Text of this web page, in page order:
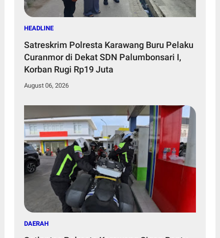
HEADLINE
Satreskrim Polresta Karawang Buru Pelaku
Curanmor di Dekat SDN Palumbonsari I,
Korban Rugi Rp19 Juta
August 06, 2026
DAERAH